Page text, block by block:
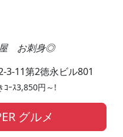
屋 お刺身◎
3-11第2徳永ビル801
ｺｰｽ3,850円～!
グルメ